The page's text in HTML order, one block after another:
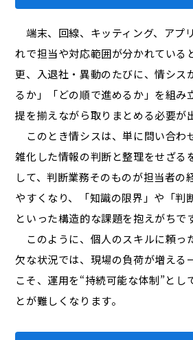
端末、回線、キッティング、アプリ
れで担当や対応範囲が分かれている
更、入退社・異動のたびに、情シス
るか」「どの順で進めるか」を組み
提を揃えながら取りまとめる必要が
このとき情シスは、単に問い合わ
雑化した情報の判断と整理をせざる
して、判断業務そのものが担当者の
やすくなり、「知識の限界」や「判
といった構造的な課題を抱えがちで
このように、個人のスキルに頼っ
欠な状況では、現場の負荷が増える
こそ、運用を“持続可能な体制”とし
とが難しくなります。